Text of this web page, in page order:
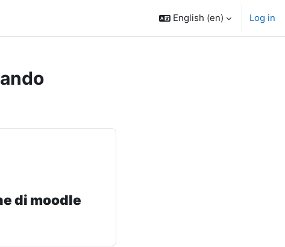
English ‎(en)‎ Log in
di moodle